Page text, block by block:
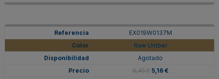
EX019W0137M
Raw Umber
Agotado
6,45 € 5,16 €